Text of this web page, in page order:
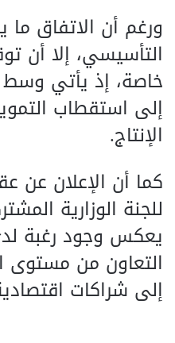
ورغم أن الاتفاق ما
التأسيسي، إلا أن
خاصة، إذ يأتي وسط
إلى استقطاب
الإنتاج.
كما أن الإعلان عن
للجنة الوزارية
يعكس وجود رغبة
التعاون من مستوى
إلى شراكات